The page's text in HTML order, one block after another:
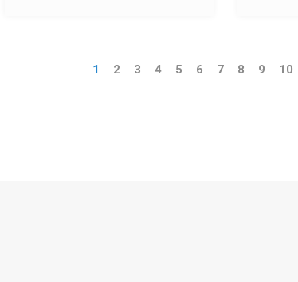
1 2 3 4 5 6 7 8 9 10